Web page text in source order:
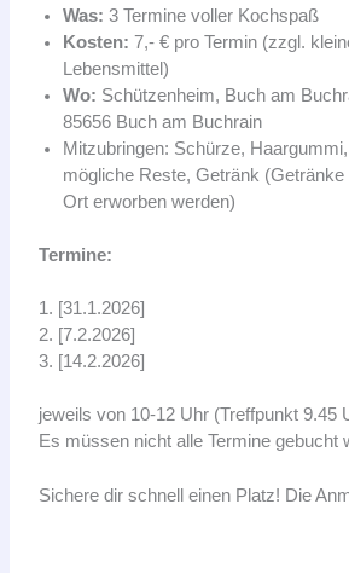
Was: 3 Termine voller Kochspaß
Kosten: 7,- € pro Termin (zzgl.
Lebensmittel)
Wo: Schützenheim, Buch am
85656 Buch am Buchrain
Mitzubringen: Schürze,
mögliche Reste, Getränk
Ort erworben werden)
Termine:
1. [31.1.2026]
2. [7.2.2026]
3. [14.2.2026]
jeweils von 10-12 Uhr (Treffpunkt 9.45
Es müssen nicht alle Termine gebucht
Sichere dir schnell einen Platz! Die